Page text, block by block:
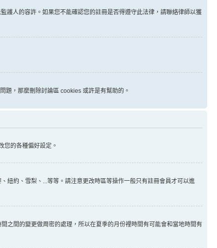
護人的容許。如果您不能確認您的註冊是否得遵守此法律，請聯絡律師以獲
題，那麼刪除討論區 cookies 或許是有幫助的。
您的各種偏好設定。
紐約、雪梨、...等等。請注意更改時區等操作一般只有註冊會員才可以進
之間的變更做周密的處理，所以在夏季的月份裡時間有可能會和當地時間有